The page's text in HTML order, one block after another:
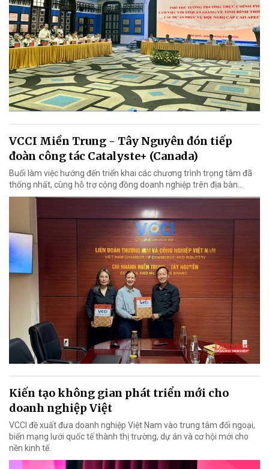
VCCI Miền Trung - Tây Nguyên đón tiếp
đoàn công tác Catalyste+ (Canada)
Buổi làm việc hướng đến triển khai các chương trình trọng tâm đã
thống nhất, cùng hỗ trợ cộng đồng doanh nghiệp trên địa bàn...
Kiến tạo không gian phát triển mới cho
doanh nghiệp Việt
VCCI đề xuất đưa doanh nghiệp Việt Nam vào trung tâm đối ngoại,
biến mạng lưới quốc tế thành thị trường, dự án và cơ hội mới cho
nền kinh tế.